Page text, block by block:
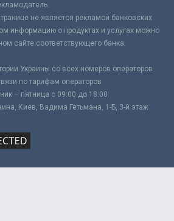
не является рекламой банковских
информацию о продуктах и услугах можно
сайте соответствующего банка.
Украины со всех номеров операторов
по тарифам операторов
– пятница с 09:00 до 18:00
Киев, Вадима Гетьмана, 1-Б, 3-й этаж